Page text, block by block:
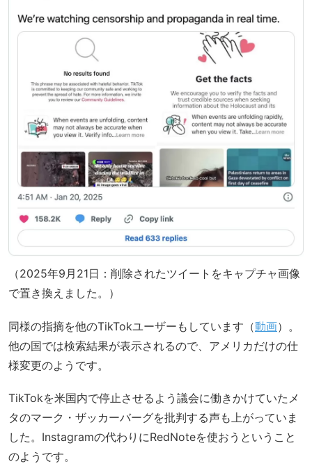
（2025年9月21日：削除されたツイートをキャプチャ画像
で置き換えました。）
同様の指摘を他のTikTokユーザーもしています（動画）。
他の国では検索結果が表示されるので、アメリカだけの仕
様変更のようです。
TikTokを米国内で停止させるよう議会に働きかけていたメ
タのマーク・ザッカーバーグを批判する声も上がっていま
した。Instagramの代わりにRedNoteを使おうということ
のようです。